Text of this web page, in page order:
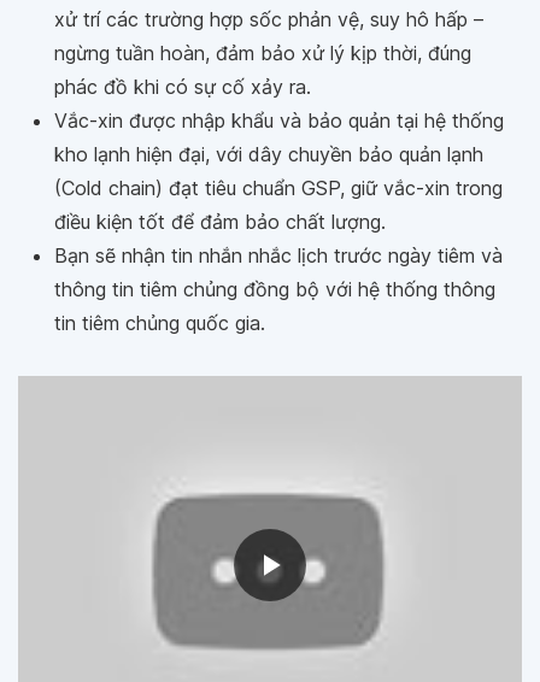
xử trí các trường hợp sốc phản vệ, suy hô hấp –
ngừng tuần hoàn, đảm bảo xử lý kịp thời, đúng
phác đồ khi có sự cố xảy ra.
Vắc-xin được nhập khẩu và bảo quản tại hệ thống
kho lạnh hiện đại, với dây chuyền bảo quản lạnh
(Cold chain) đạt tiêu chuẩn GSP, giữ vắc-xin trong
điều kiện tốt để đảm bảo chất lượng.
Bạn sẽ nhận tin nhắn nhắc lịch trước ngày tiêm và
thông tin tiêm chủng đồng bộ với hệ thống thông
tin tiêm chủng quốc gia.